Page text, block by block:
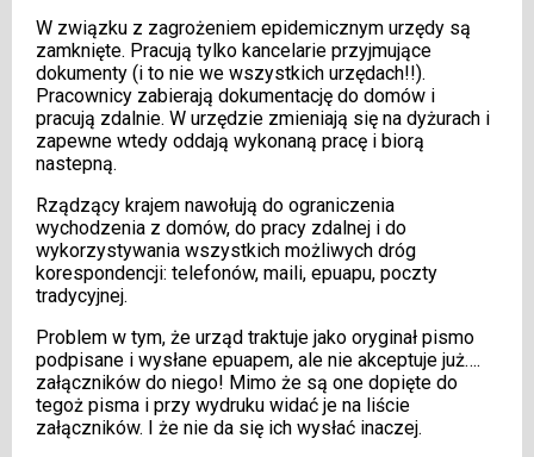
W związku z zagrożeniem epidemicznym urzędy są
zamknięte. Pracują tylko kancelarie przyjmujące
dokumenty (i to nie we wszystkich urzędach!!).
Pracownicy zabierają dokumentację do domów i
pracują zdalnie. W urzędzie zmieniają się na dyżurach i
zapewne wtedy oddają wykonaną pracę i biorą
nastepną.
Rządzący krajem nawołują do ograniczenia
wychodzenia z domów, do pracy zdalnej i do
wykorzystywania wszystkich możliwych dróg
korespondencji: telefonów, maili, epuapu, poczty
tradycyjnej.
Problem w tym, że urząd traktuje jako oryginał pismo
podpisane i wysłane epuapem, ale nie akceptuje już….
załączników do niego! Mimo że są one dopięte do
tegoż pisma i przy wydruku widać je na liście
załączników. I że nie da się ich wysłać inaczej.